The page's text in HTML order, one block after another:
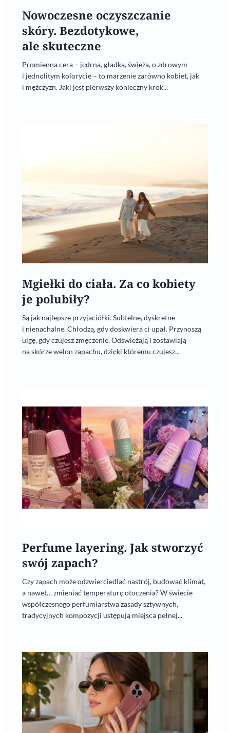
Nowoczesne oczyszczanie
skóry. Bezdotykowe,
ale skuteczne
Promienna cera – jędrna, gładka, świeża, o zdrowym
i jednolitym kolorycie – to marzenie zarówno kobiet, jak
i mężczyzn. Jaki jest pierwszy konieczny krok...
Mgiełki do ciała. Za co kobiety
je polubiły?
Są jak najlepsze przyjaciółki. Subtelne, dyskretne
i nienachalne. Chłodzą, gdy doskwiera ci upał. Przynoszą
ulgę, gdy czujesz zmęczenie. Odświeżają i zostawiają
na skórze welon zapachu, dzięki któremu czujesz...
Perfume layering. Jak stworzyć
swój zapach?
Czy zapach może odzwierciedlać nastrój, budować klimat,
a nawet… zmieniać temperaturę otoczenia? W świecie
współczesnego perfumiarstwa zasady sztywnych,
tradycyjnych kompozycji ustępują miejsca pełnej...